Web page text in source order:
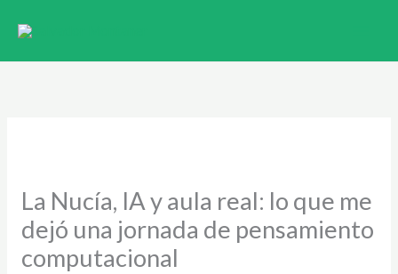
La Nucía, IA y aula real: lo que me
dejó una jornada de pensamiento
computacional